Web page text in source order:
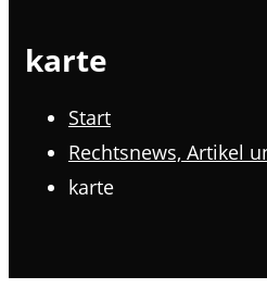
karte
Start
Rechtsnews, Artikel
karte